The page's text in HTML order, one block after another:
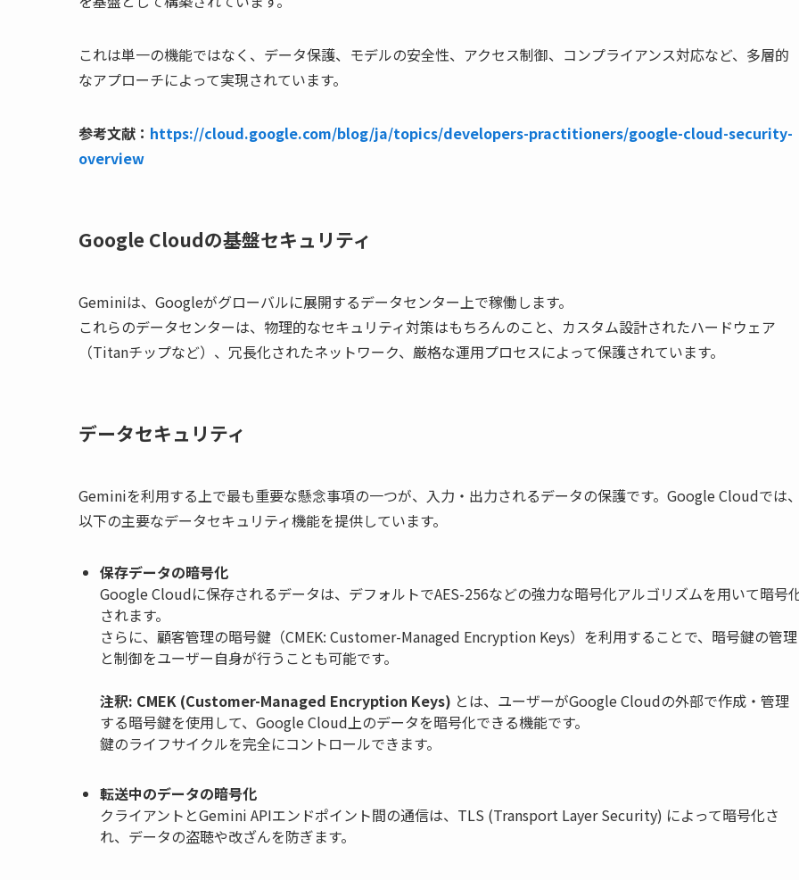
これは単一の機能ではなく、データ保護、モデルの安全性、アクセス制御、コンプライアンス対応など、多層的
なアプローチによって実現されています。
参考文献： https://cloud.google.com/blog/ja/topics/developers-practitioners/google-cloud-security-
overview
Google Cloudの基盤セキュリティ
Geminiは、Googleがグローバルに展開するデータセンター上で稼働します。
これらのデータセンターは、物理的なセキュリティ対策はもちろんのこと、カスタム設計されたハードウェア
（Titanチップなど）、冗長化されたネットワーク、厳格な運用プロセスによって保護されています。
データセキュリティ
Geminiを利用する上で最も重要な懸念事項の一つが、入力・出力されるデータの保護です。Google Cloudでは
以下の主要なデータセキュリティ機能を提供しています。
保存データの暗号化
Google Cloudに保存されるデータは、デフォルトでAES-256などの強力な暗号化アルゴリズムを用いて暗号
されます。
さらに、顧客管理の暗号鍵（CMEK: Customer-Managed Encryption Keys）を利用することで、暗号鍵の管理
と制御をユーザー自身が行うことも可能です。
注釈: CMEK (Customer-Managed Encryption Keys) とは、ユーザーがGoogle Cloudの外部で作成・管理
する暗号鍵を使用して、Google Cloud上のデータを暗号化できる機能です。
鍵のライフサイクルを完全にコントロールできます。
転送中のデータの暗号化
クライアントとGemini APIエンドポイント間の通信は、TLS (Transport Layer Security) によって暗号化さ
れ、データの盗聴や改ざんを防ぎます。